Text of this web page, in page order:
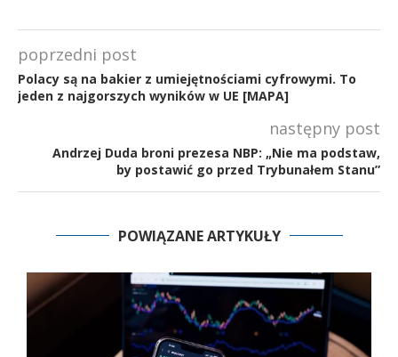
poprzedni post
Polacy są na bakier z umiejętnościami cyfrowymi. To
jeden z najgorszych wyników w UE [MAPA]
następny post
Andrzej Duda broni prezesa NBP: „Nie ma podstaw,
by postawić go przed Trybunałem Stanu”
POWIĄZANE ARTYKUŁY